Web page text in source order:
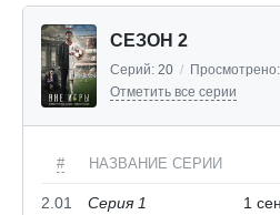
СЕЗОН 2
Серий: 20 / Просмотрено:
Отметить все серии
# НАЗВАНИЕ СЕРИИ
2.01 Серия 1 1